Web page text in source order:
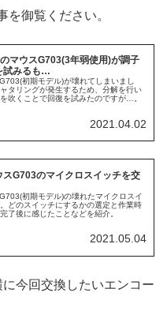
を御覧ください。
マウスG703(3年弱使用)が調子
試みるも…
初期モデル)が壊れてしまいまし
タリングが発生するため、分解を行い
吹くことで回復を試みたのですが…。
2021.04.02
G703のマイクロスイッチを交
初期モデル)の壊れたマイクロスイ
どのスイッチにするかの選定と作業時
了後に感じたことなどを紹介。
2021.05.04
今回交換したいエンコー